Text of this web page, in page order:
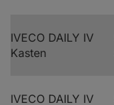
IVECO DAILY IV
Kasten
IVECO DAILY IV